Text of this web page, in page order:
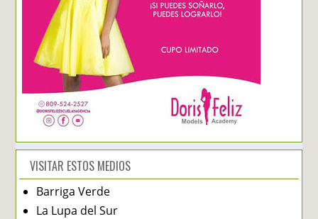
VISITAR ESTOS MEDIOS
Barriga Verde
La Lupa del Sur